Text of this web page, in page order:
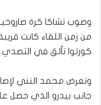
من زمن اللقاء كانت
كورتوا تألق في التصدي
جانب بيدرو الذي حصل